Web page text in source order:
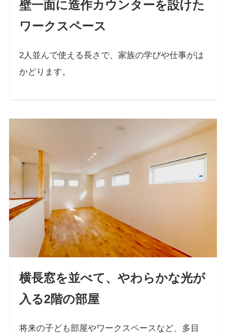
壁一面に造作カウンターを設けた
ワークスペース
2人並んで使える長さで、家族の学びや仕事がは
かどります。
横長窓を並べて、やわらかな光が
入る2階の部屋
将来の子ども部屋やワークスペースなど、多目